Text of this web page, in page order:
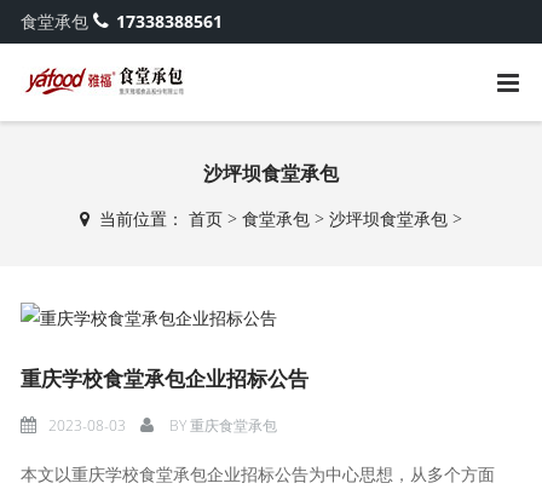
食堂承包 17338388561
沙坪坝食堂承包
当前位置： 首页> 食堂承包> 沙坪坝食堂承包>
重庆学校食堂承包企业招标公告
2023-08-03 BY重庆食堂承包
本文以重庆学校食堂承包企业招标公告为中心思想，从多个方面